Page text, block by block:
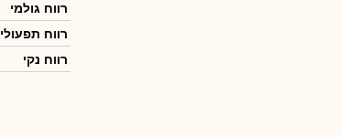
רווח גולמי
רווח תפעולי
רווח נקי